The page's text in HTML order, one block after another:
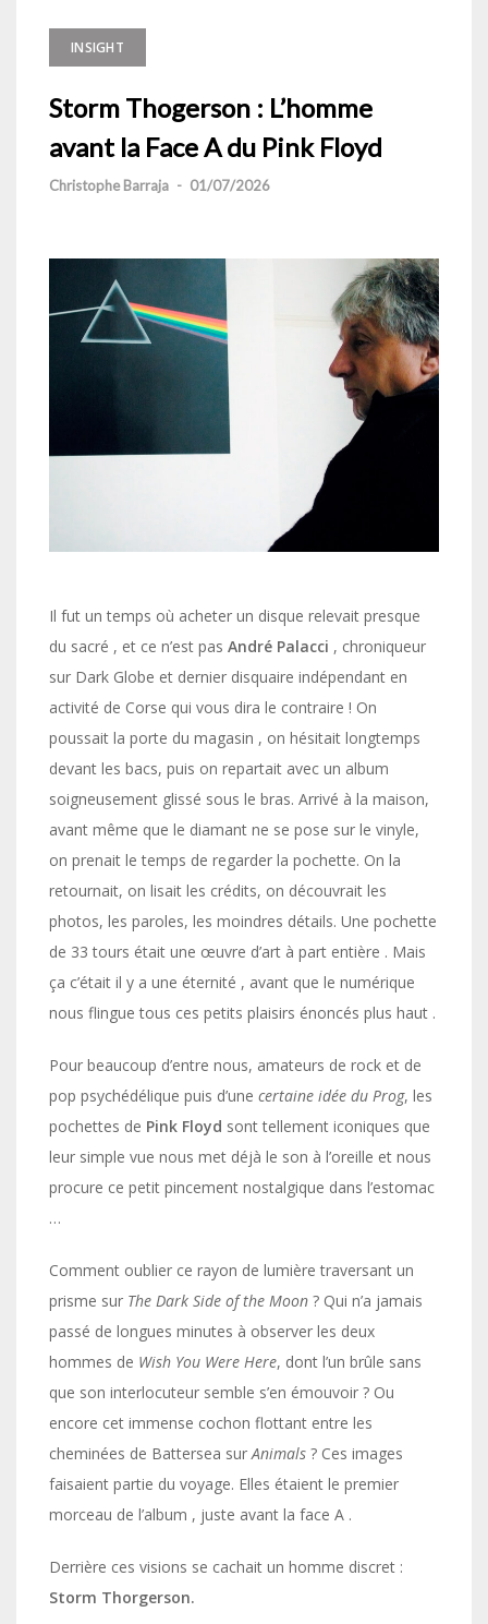
INSIGHT
Storm Thogerson : L’homme
avant la Face A du Pink Floyd
Christophe Barraja - 01/07/2026
Il fut un temps où acheter un disque relevait presque
du sacré , et ce n’est pas André Palacci , chroniqueur
sur Dark Globe et dernier disquaire indépendant en
activité de Corse qui vous dira le contraire ! On
poussait la porte du magasin , on hésitait longtemps
devant les bacs, puis on repartait avec un album
soigneusement glissé sous le bras. Arrivé à la maison,
avant même que le diamant ne se pose sur le vinyle,
on prenait le temps de regarder la pochette. On la
retournait, on lisait les crédits, on découvrait les
photos, les paroles, les moindres détails. Une pochette
de 33 tours était une œuvre d’art à part entière . Mais
ça c’était il y a une éternité , avant que le numérique
nous flingue tous ces petits plaisirs énoncés plus haut .
Pour beaucoup d’entre nous, amateurs de rock et de
pop psychédélique puis d’une certaine idée du Prog, les
pochettes de Pink Floyd sont tellement iconiques que
leur simple vue nous met déjà le son à l’oreille et nous
procure ce petit pincement nostalgique dans l’estomac
…
Comment oublier ce rayon de lumière traversant un
prisme sur The Dark Side of the Moon ? Qui n’a jamais
passé de longues minutes à observer les deux
hommes de Wish You Were Here, dont l’un brûle sans
que son interlocuteur semble s’en émouvoir ? Ou
encore cet immense cochon flottant entre les
cheminées de Battersea sur Animals ? Ces images
faisaient partie du voyage. Elles étaient le premier
morceau de l’album , juste avant la face A .
Derrière ces visions se cachait un homme discret :
Storm Thorgerson.